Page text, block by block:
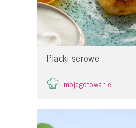
Placki serowe
mojegotowanie